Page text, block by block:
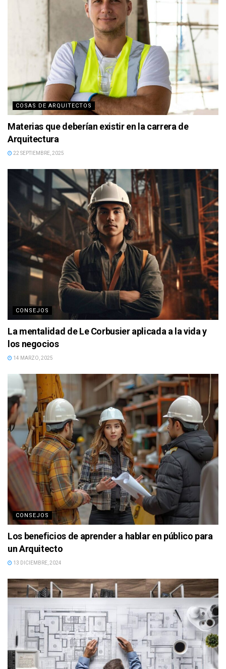
COSAS DE ARQUITECTOS
Materias que deberían existir en la carrera de
Arquitectura
22 SEPTIEMBRE, 2025
CONSEJOS
La mentalidad de Le Corbusier aplicada a la vida y
los negocios
14 MARZO, 2025
CONSEJOS
Los beneficios de aprender a hablar en público para
un Arquitecto
13 DICIEMBRE, 2024